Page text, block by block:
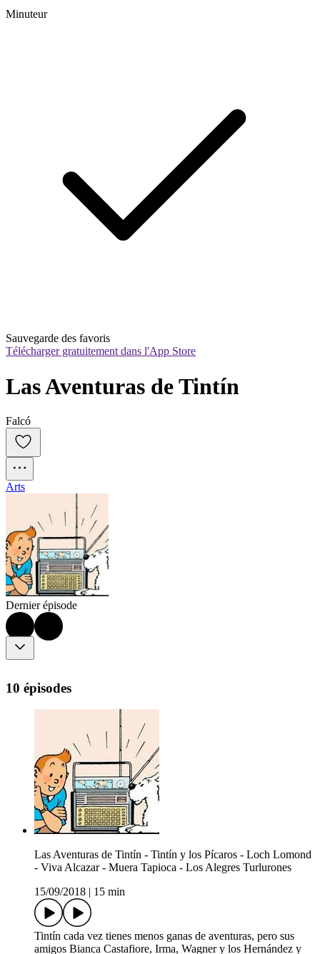
Minuteur
Sauvegarde des favoris
Télécharger gratuitement dans l'App Store
Las Aventuras de Tintín
Falcó
Arts
Dernier épisode
10 épisodes
Las Aventuras de Tintín - Tintín y los Pícaros - Loch Lomond
- Viva Alcazar - Muera Tapioca - Los Alegres Turlurones
15/09/2018
15 min
Tintín cada vez tienes menos ganas de aventuras, pero sus
amigos Bianca Castafiore, Irma, Wagner y los Hernández y